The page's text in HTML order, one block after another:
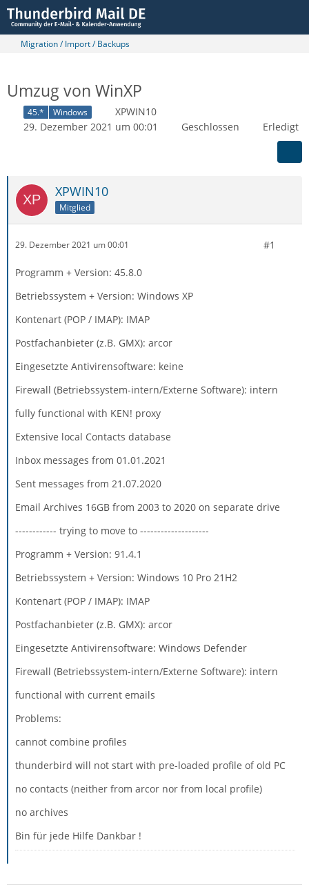
Migration / Import / Backups
Umzug von WinXP
45.* Windows
XPWIN10
29. Dezember 2021 um 00:01
Geschlossen Erledigt
XPWIN10
Mitglied
29. Dezember 2021 um 00:01 #1
Programm + Version: 45.8.0
Betriebssystem + Version: Windows XP
Kontenart (POP / IMAP): IMAP
Postfachanbieter (z.B. GMX): arcor
Eingesetzte Antivirensoftware: keine
Firewall (Betriebssystem-intern/Externe Software): intern
fully functional with KEN! proxy
Extensive local Contacts database
Inbox messages from 01.01.2021
Sent messages from 21.07.2020
Email Archives 16GB from 2003 to 2020 on separate drive
------------ trying to move to --------------------
Programm + Version: 91.4.1
Betriebssystem + Version: Windows 10 Pro 21H2
Kontenart (POP / IMAP): IMAP
Postfachanbieter (z.B. GMX): arcor
Eingesetzte Antivirensoftware: Windows Defender
Firewall (Betriebssystem-intern/Externe Software): intern
functional with current emails
Problems:
cannot combine profiles
thunderbird will not start with pre-loaded profile of old PC
no contacts (neither from arcor nor from local profile)
no archives
Bin für jede Hilfe Dankbar !